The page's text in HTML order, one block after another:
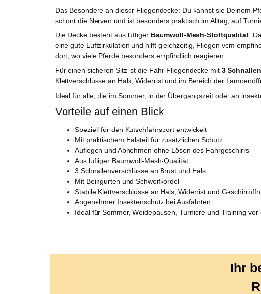
Das Besondere an dieser Fliegendecke: Du kannst sie Deinem
schont die Nerven und ist besonders praktisch im Alltag, auf
Die Decke besteht aus luftiger Baumwoll-Mesh-Stoffqualität.
eine gute Luftzirkulation und hilft gleichzeitig, Fliegen vom
dort, wo viele Pferde besonders empfindlich reagieren.
Für einen sicheren Sitz ist die Fahr-Fliegendecke mit 3
Klettverschlüsse an Hals, Widerrist und im Bereich der
Ideal für alle, die im Sommer, in der Übergangszeit oder an
Vorteile auf einen Blick
Speziell für den Kutschfahrsport entwickelt
Mit praktischem Halsteil für zusätzlichen Schutz
Auflegen und Abnehmen ohne Lösen des Fahrgeschirrs
Aus luftiger Baumwoll-Mesh-Qualität
3 Schnallenverschlüsse an Brust und Hals
Mit Beingurten und Schweifkordel
Stabile Klettverschlüsse an Hals, Widerrist und
Angenehmer Insektenschutz bei Ausfahrten
Ideal für Sommer, Weidepausen, Turniere und Training vor
Ihr